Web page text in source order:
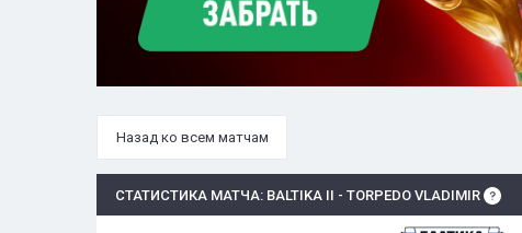
Назад ко всем матчам
СТАТИСТИКА МАТЧА: BALTIKA II - TORPEDO VLADIMIR